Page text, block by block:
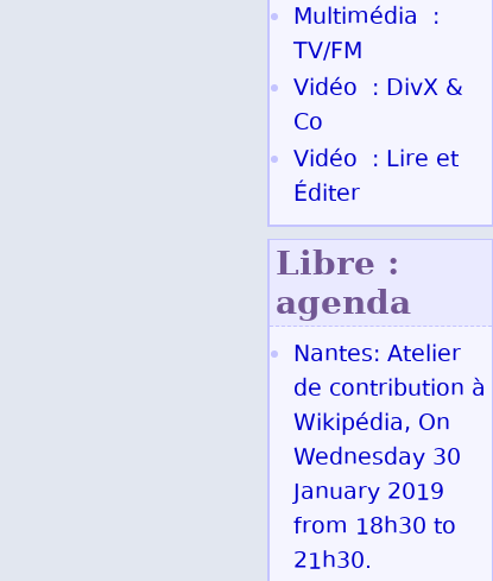
Multimédia :
TV/FM
Vidéo : DivX &
Co
Vidéo : Lire et
Éditer
Libre :
agenda
Nantes: Atelier
de contribution à
Wikipédia, On
Wednesday 30
January 2019
from 18h30 to
21h30.